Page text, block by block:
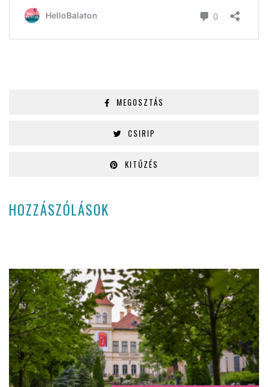
MEGOSZTÁS
CSIRIP
KITŰZÉS
HOZZÁSZÓLÁSOK